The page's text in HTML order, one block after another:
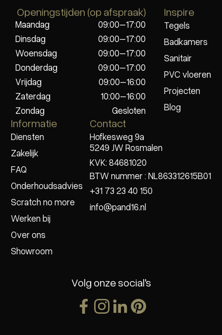
Openingstijden (op afspraak)
Maandag
09:00–17:00
Dinsdag
09:00–17:00
Woensdag
09:00–17:00
Donderdag
09:00–17:00
Vrijdag
09:00–16:00
Zaterdag
10:00–16:00
Zondag
Gesloten
Inspire
Tegels
Badkamers
Sanitair
PVC vloeren
Projecten
Blog
Informatie
Diensten
Zakelijk
FAQ
Onderhoudsadvies
Scratch no more
Werken bij
Over ons
Showroom
Contact
Hofkesweg 9a
5249 JW Rosmalen
KVK: 84681020
BTW nummer : NL863312615B01
+31 73 23 40 150
info@pand16.nl
Volg onze social's